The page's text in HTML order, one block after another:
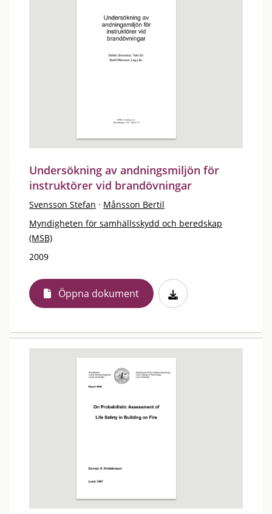
Undersökning av andningsmiljön för
instruktörer vid brandövningar
Svensson Stefan · Månsson Bertil
Myndigheten för samhällsskydd och beredskap
(MSB)
2009
Öppna dokument